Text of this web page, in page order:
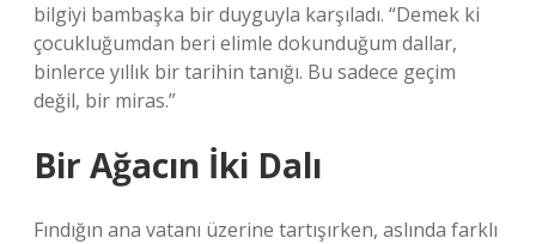
bilgiyi bambaşka bir duyguyla karşıladı. “Demek ki
çocukluğumdan beri elimle dokunduğum dallar,
binlerce yıllık bir tarihin tanığı. Bu sadece geçim
değil, bir miras.”
Bir Ağacın İki Dalı
Fındığın ana vatanı üzerine tartışırken, aslında farklı